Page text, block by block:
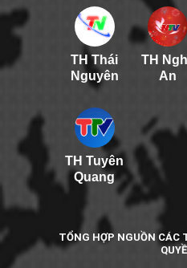
TH Thái
Nguyên
TH
An
TH Tuyên
Quang
TỔNG HỢP NGUỒN CÁC